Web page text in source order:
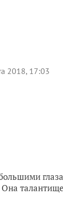
2018, 17:03
Она